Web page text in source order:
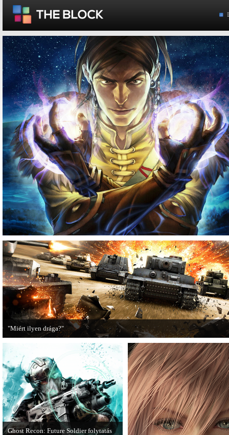
"Miért ilyen drága?"
A PC Guru utánajárt, miért kerülnek olyan sokba a AAA-kategóriás
Ghost Recon: Future Soldier folytatás